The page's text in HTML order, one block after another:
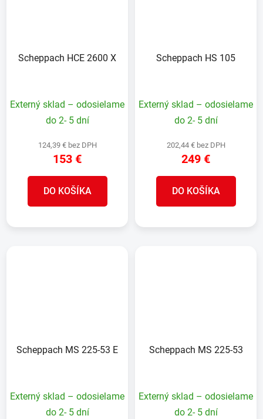
Scheppach HCE 2600 X
Externý sklad – odosielame
do 2- 5 dní
124,39 € bez DPH
153 €
DO KOŠÍKA
Scheppach HS 105
Externý sklad – odosielame
do 2- 5 dní
202,44 € bez DPH
249 €
DO KOŠÍKA
Scheppach MS 225-53 E
Externý sklad – odosielame
do 2- 5 dní
Scheppach MS 225-53
Externý sklad – odosielame
do 2- 5 dní